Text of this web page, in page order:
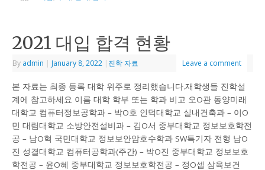
2021 대입 합격 현황
By admin | January 8, 2022 | 진학 자료 Leave a comment
본 자료는 최종 등록 대학 위주로 정리했습니다.재학생들 진학설
계에 참고하세요 이름 대학 학부 또는 학과 비고 오O관 동양미래
대학교 컴퓨터정보공학과 – 박O호 인덕대학교 실내건축과 – 이O
민 대림대학교 소방안전설비과 – 김O서 중부대학교 정보보호학전
공 – 남O혁 국민대학교 정보보안암호수학과 SW특기자 전형 남O
진 성결대학교 컴퓨터공학과(주간) – 박O진 중부대학교 정보보호
학전공 – 윤O혜 중부대학교 정보보호학전공 – 정O셉 삼육보건